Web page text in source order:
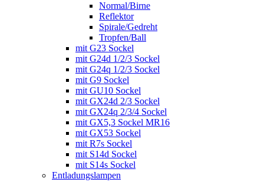
Normal/Birne
Reflektor
Spirale/Gedreht
Tropfen/Ball
mit G23 Sockel
mit G24d 1/2/3 Sockel
mit G24q 1/2/3 Sockel
mit G9 Sockel
mit GU10 Sockel
mit GX24d 2/3 Sockel
mit GX24q 2/3/4 Sockel
mit GX5,3 Sockel MR16
mit GX53 Sockel
mit R7s Sockel
mit S14d Sockel
mit S14s Sockel
Entladungslampen